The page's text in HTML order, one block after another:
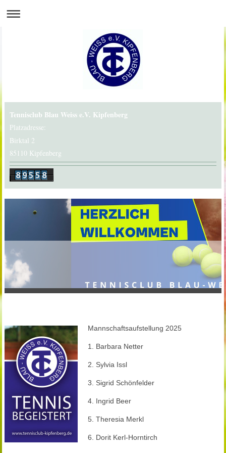
Tennisclub Blau Weiss e.V. Kipfenberg
Platzadresse:
Birktal 2
85110 Kipfenberg
Mannschaftsaufstellung 2025
1. Barbara Netter
2. Sylvia Issl
3. Sigrid Schönfelder
4. Ingrid Beer
5. Theresia Merkl
6. Dorit Kerl-Horntirch